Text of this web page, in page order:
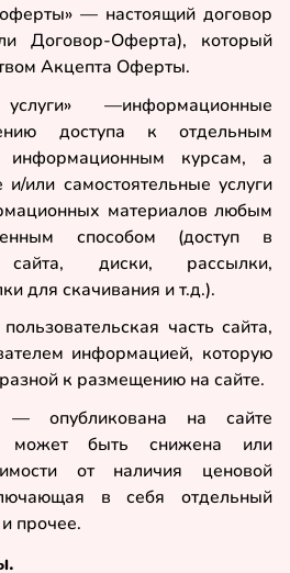
— настоящий договор
Договор-Оферта), который
Акцепта Оферты.
—информационные
доступа к отдельным
информационным курсам, а
или самостоятельные услуги
материалов любым
способом (доступ в
диски, рассылки,
для скачивания и т.д.).
часть сайта,
информацией, которую
к размещению на сайте.
— опубликована на сайте
может быть снижена или
от наличия ценовой
в себя отдельный
прочее.